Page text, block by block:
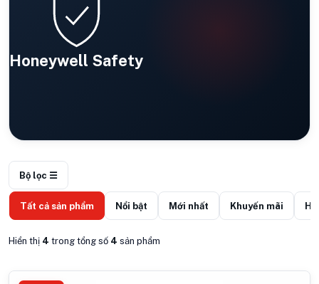
Honeywell Safety
Bộ lọc ☰
Tất cả sản phẩm Nổi bật Mới nhất Khuyến mãi
Hiển thị 4 trong tổng số 4 sản phẩm